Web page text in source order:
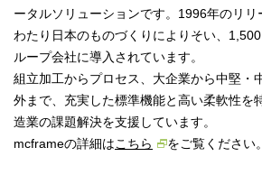
ータルソリューションです。1996年のリリ
わたり日本のものづくりによりそい、
ループ会社に導入されています。
組立加工からプロセス、大企業から中堅・
外まで、充実した標準機能と高い柔軟性を
造業の課題解決を支援しています。
mcframeの詳細はこちら をご覧ください。